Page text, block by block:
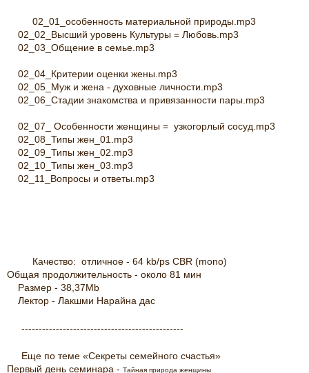
02_01_особенность материальной природы.mp3
02_02_Высший уровень Культуры = Любовь.mp3
02_03_Общение в семье.mp3
02_04_Критерии оценки жены.mp3
02_05_Муж и жена - духовные личности.mp3
02_06_Стадии знакомства и привязанности пары.mp3
02_07_ Особенности женщины = узкогорлый сосуд.mp3
02_08_Типы жен_01.mp3
02_09_Типы жен_02.mp3
02_10_Типы жен_03.mp3
02_11_Вопросы и ответы.mp3
Качество: отличное - 64 kb/ps CBR (mono)
Общая продолжительность - около 81 мин
Размер - 38,37Mb
Лектор - Лакшми Нарайна дас
-----------------------------------------------
Еще по теме «Секреты семейного счастья»
Первый день семинара - Тайная природа женщины